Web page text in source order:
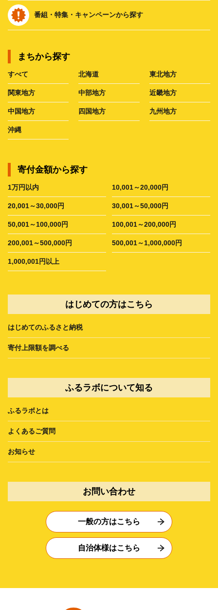
番組・特集・キャンペーンから探す
まちから探す
すべて 北海道 東北地方
関東地方 中部地方 近畿地方
中国地方 四国地方 九州地方
沖縄
寄付金額から探す
1万円以内 10,001～20,000円
20,001～30,000円 30,001～50,000円
50,001～100,000円 100,001～200,000円
200,001～500,000円 500,001～1,000,000円
1,000,001円以上
はじめての方はこちら
はじめてのふるさと納税
寄付上限額を調べる
ふるラボについて知る
ふるラボとは
よくあるご質問
お知らせ
お問い合わせ
一般の方はこちら
自治体様はこちら